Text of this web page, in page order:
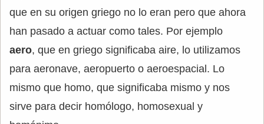
que en su origen griego no lo eran pero que ahora
han pasado a actuar como tales. Por ejemplo
aero, que en griego significaba aire, lo utilizamos
para aeronave, aeropuerto o aeroespacial. Lo
mismo que homo, que significaba mismo y nos
sirve para decir homólogo, homosexual y